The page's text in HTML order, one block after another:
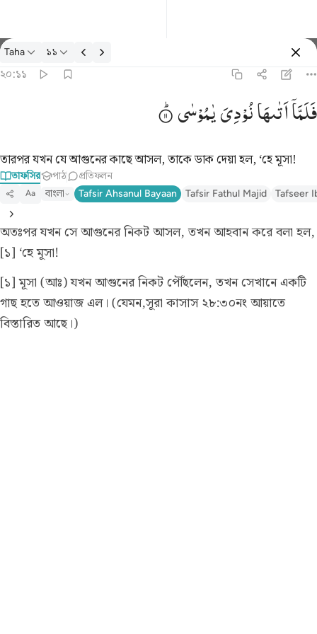
তাফসির: Taha ২০:১১
Taha ১১
২০:১১
فَلَمَّاۤاَتٰىهَانُوْدِیَیٰمُوْسٰی
তারপর যখন যে আগুনের কাছে আসল, তাকে ডাক দেয়া হল, ‘হে মূসা!
তাফসির পাঠ প্রতিফলন
Aa বাংলা Tafsir Ahsanul Bayaan Tafsir Fathul Majid Tafseer
অতঃপর যখন সে আগুনের নিকট আসল, তখন আহবান করে বলা হল,
[১] ‘হে মূসা!
[১] মূসা (আঃ) যখন আগুনের নিকট পৌঁছলেন, তখন সেখানে একটি
গাছ হতে আওয়াজ এল। (যেমন,সূরা কাসাস ২৮:৩০নং আয়াতে
বিস্তারিত আছে।)